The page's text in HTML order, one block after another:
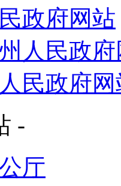
政府网站
人民政
民政府网
-
厅